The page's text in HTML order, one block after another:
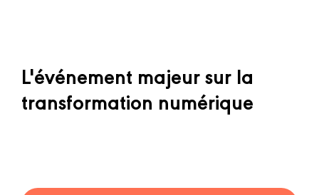
L'événement majeur sur la
transformation numérique